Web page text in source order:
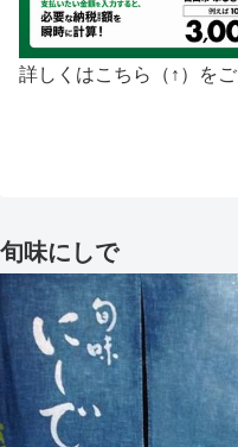
詳しくはこちら（↑）を
旬味にしで